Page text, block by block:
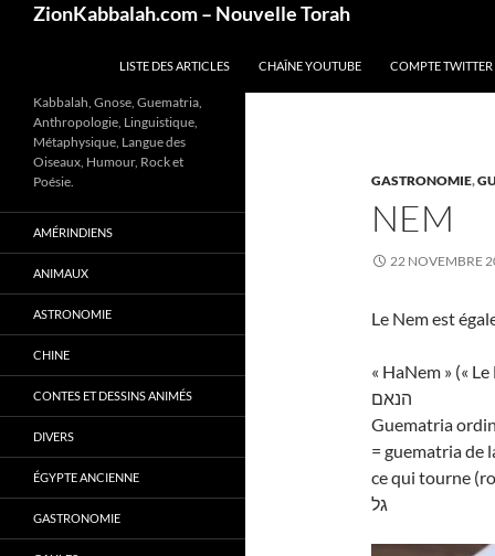
ZionKabbalah.com – Nouvelle Torah
LISTE DES ARTICLES
CHAÎNE YOUTUBE COMPTE TWITTER
GASTRONOMIE,
NEM
22 NOVEMBRE
Le Nem est
« HaNem » (« Le
הנאם
Guematria
= guematria de
ce qui tourne
גל
Kabbalah, Gnose, Guematria,
Anthropologie, Linguistique,
Métaphysique, Langue des
Oiseaux, Humour, Rock et
Poésie.
AMÉRINDIENS
ANIMAUX
ASTRONOMIE
CHINE
CONTES ET DESSINS ANIMÉS
DIVERS
ÉGYPTE ANCIENNE
GASTRONOMIE